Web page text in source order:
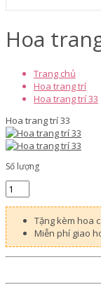
Hoa
Trang chủ
Hoa trang trí
Hoa trang trí 33
Hoa trang trí 33
Số lượng
Tặng kèm hoa
Miễn phí giao